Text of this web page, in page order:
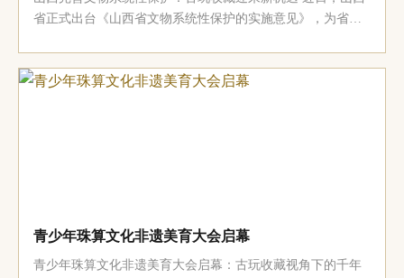
省正式出台《山西省文物系统性保护的实施意见》，为省内
保护单位的重大险情将全面排除，全省文物资源的保存状况
青少年珠算文化非遗美育大会启幕
青少年珠算文化非遗美育大会启幕：古玩收藏视角下的千年